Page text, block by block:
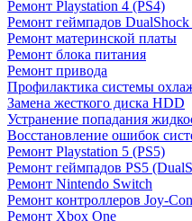
Ремонт Playstation 4 (PS4)
Ремонт геймпадов DualShock
Ремонт материнской платы
Ремонт блока питания
Ремонт привода
Профилактика системы
Замена жесткого диска HDD
Устранение попадания
Восстановление ошибок
Ремонт Playstation 5 (PS5)
Ремонт геймпадов PS5
Ремонт Nintendo Switch
Ремонт контроллеров Joy-
Ремонт Xbox One